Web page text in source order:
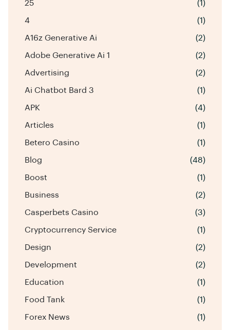
25 (1)
4 (1)
A16z Generative Ai (2)
Adobe Generative Ai 1 (2)
Advertising (2)
Ai Chatbot Bard 3 (1)
APK (4)
Articles (1)
Betero Casino (1)
Blog (48)
Boost (1)
Business (2)
Casperbets Casino (3)
Cryptocurrency Service (1)
Design (2)
Development (2)
Education (1)
Food Tank (1)
Forex News (1)